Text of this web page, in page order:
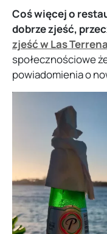
Coś więcej o
dobrze zjeść,
zjeść w Las
społecznościowe
powiadomienia o